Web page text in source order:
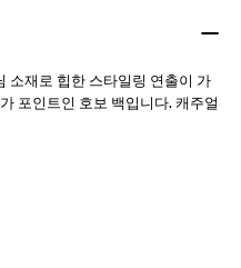
소재로 힙한 스타일링 연출이 가
포인트인 호보 백입니다. 캐주얼